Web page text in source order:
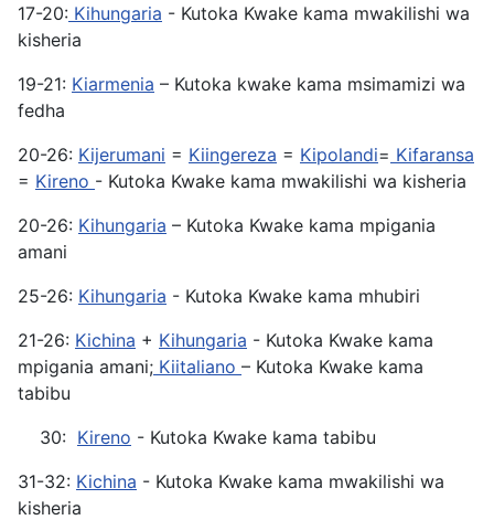
17-20: Kihungaria - Kutoka Kwake kama mwakilishi wa
kisheria
19-21: Kiarmenia – Kutoka kwake kama msimamizi wa
fedha
20-26: Kijerumani = Kiingereza = Kipolandi= Kifaransa
= Kireno - Kutoka Kwake kama mwakilishi wa kisheria
20-26: Kihungaria – Kutoka Kwake kama mpigania
amani
25-26: Kihungaria - Kutoka Kwake kama mhubiri
21-26: Kichina + Kihungaria - Kutoka Kwake kama
mpigania amani; Kiitaliano – Kutoka Kwake kama
tabibu
30: Kireno - Kutoka Kwake kama tabibu
31-32: Kichina - Kutoka Kwake kama mwakilishi wa
kisheria